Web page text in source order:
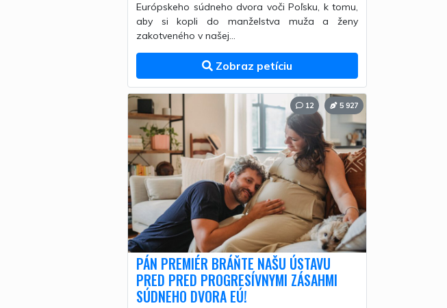
Európskeho súdneho dvora voči Poľsku, k tomu,
aby si kopli do manželstva muža a ženy
zakotveného v našej...
Zobraz petíciu
12 5 927
PÁN PREMIÉR BRÁŇTE NAŠU ÚSTAVU
PRED PRED PROGRESÍVNYMI ZÁSAHMI
SÚDNEHO DVORA EÚ!